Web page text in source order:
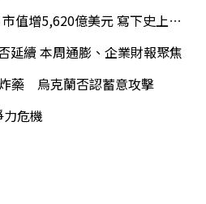
5,620億美元 寫下史上最大單周...
延續 本周通膨、企業財報聚焦
藥 烏克蘭否認蓄意攻擊
危機